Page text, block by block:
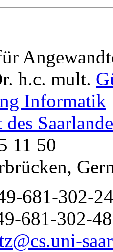
h.c. mult.
Informatik
11 50
681-302-
681-302-